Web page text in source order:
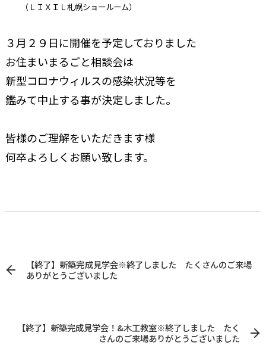
（ＬＩＸＩＬ札幌ショールーム）
３月２９日に開催を予定しておりました
お住まいまるごと相談会は
新型コロナウィルスの感染状況等を
鑑みて中止する事が決定しました。
皆様のご理解をいただきます様
何卒よろしくお願い致します。
【終了】新築完成見学会※終了しました たくさんのご来場
ありがとうございました
【終了】新築完成見学会！&木工教室※終了しました たく
さんのご来場ありがとうございました